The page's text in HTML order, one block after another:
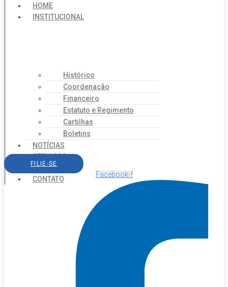
HOME
INSTITUCIONAL
Histórico
Coordenação
Financeiro
Estatuto e Regimento
Cartilhas
Boletins
NOTÍCIAS
SERVIÇOS
AGENDA
CONTATO
FILIE-SE
Facebook-f